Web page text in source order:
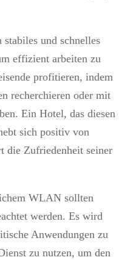
stabiles und schnelles
effizient arbeiten zu
profitieren, indem
recherchieren oder mit
Ein Hotel, das diesen
sich positiv von
die Zufriedenheit seiner
WLAN sollten
werden. Es wird
Anwendungen zu
zu nutzen, um den